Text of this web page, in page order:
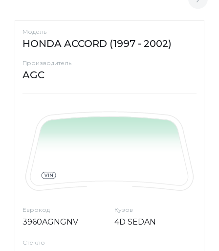
Модель
HONDA ACCORD (1997 - 2002)
Производитель
AGC
Еврокод
3960AGNGNV
Кузов
4D SEDAN
Стекло